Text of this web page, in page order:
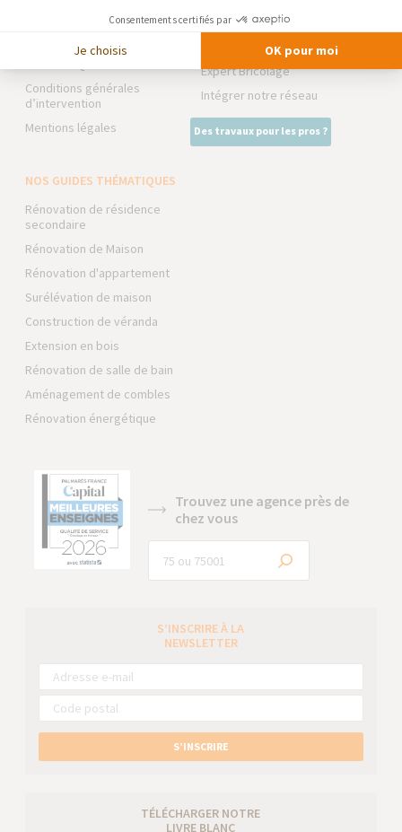
Trouver une agence
Conditions générales
d’intervention
Mentions légales
NOS PARTENAIRES
La Maison des Architectes
Expert Bricolage
Intégrer notre réseau
Des travaux pour les pros ?
NOS GUIDES THÉMATIQUES
Rénovation de résidence
secondaire
Rénovation de Maison
Rénovation d'appartement
Surélévation de maison
Construction de véranda
Extension en bois
Rénovation de salle de bain
Aménagement de combles
Rénovation énergétique
Trouvez une agence près de
chez vous
S’INSCRIRE À LA
NEWSLETTER
S’INSCRIRE
TÉLÉCHARGER NOTRE
LIVRE BLANC
Consentements certifiés par
Je choisis OK pour moi